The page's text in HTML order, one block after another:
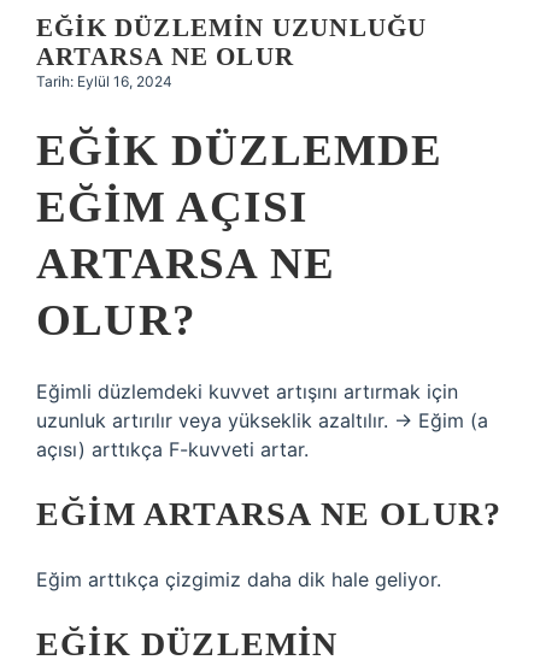
Hakkımızda
EĞIK DÜZLEMIN UZUNLUĞU
ARTARSA NE OLUR
Tarih: Eylül 16, 2024
EĞIK DÜZLEMDE
EĞIM AÇISI
ARTARSA NE
OLUR?
Eğimli düzlemdeki kuvvet artışını artırmak için
uzunluk artırılır veya yükseklik azaltılır. → Eğim (a
açısı) arttıkça F-kuvveti artar.
EĞIM ARTARSA NE OLUR?
Eğim arttıkça çizgimiz daha dik hale geliyor.
EĞIK DÜZLEMIN